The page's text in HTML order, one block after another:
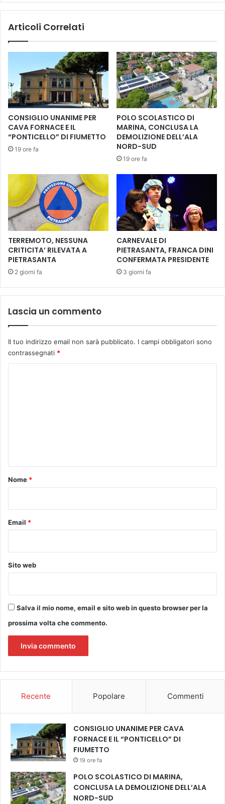
a
d
e
d
i
s
t
d
a
p
e
r
t
i
2
l
a
g
i
P
t
r
a
t
s
t
a
t
o
n
l
i
n
f
i
o
r
a
t
r
p
u
Articoli Correlati
CONSIGLIO UNANIME PER
CAVA FORNACE E IL
“PONTICELLO” DI FIUMETTO
19 ore fa
POLO SCOLASTICO DI
MARINA, CONCLUSA LA
DEMOLIZIONE DELL’ALA
NORD-SUD
19 ore fa
TERREMOTO, NESSUNA
CRITICITA’ RILEVATA A
PIETRASANTA
2 giorni fa
CARNEVALE DI
PIETRASANTA, FRANCA DINI
CONFERMATA PRESIDENTE
3 giorni fa
Lascia un commento
Il tuo indirizzo email non sarà pubblicato. I campi obbligatori sono
contrassegnati *
o
Nome *
Email *
Sito web
Salva il mio nome, email e sito web in questo browser per la
prossima volta che commento.
Recente Popolare Commenti
CONSIGLIO UNANIME PER CAVA
FORNACE E IL “PONTICELLO” DI
FIUMETTO
19 ore fa
POLO SCOLASTICO DI MARINA,
CONCLUSA LA DEMOLIZIONE DELL’ALA
NORD-SUD